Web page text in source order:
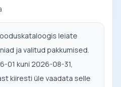
leiate
ja valitud pakkumised.
01 kuni 2026-08-31,
kiiresti üle vaadata selle